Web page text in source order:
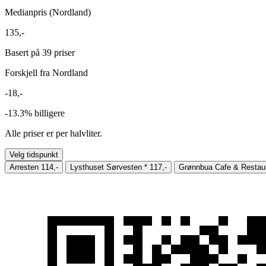
Medianpris (Nordland)
135,-
Basert på 39 priser
Forskjell fra Nordland
-18,-
-13.3% billigere
Alle priser er per halvliter.
Velg tidspunkt
Arresten 114,- Lysthuset Sørvesten * 117,- Grønnbua Cafe &